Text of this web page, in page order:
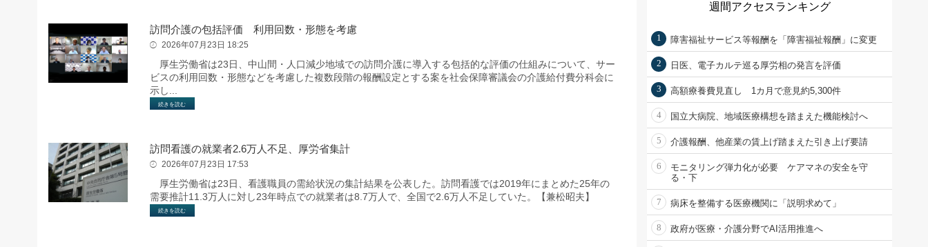
訪問介護の包括評価 利用回数・形態を考慮
2026年07月23日 18:25
厚生労働省は23日、中山間・人口減少地域での訪問介護に導入する包括的な評価の仕組みについて、サー
ビスの利用回数・形態などを考慮した複数段階の報酬設定とする案を社会保障審議会の介護給付費分科会に
示し...
続きを読む
訪問看護の就業者2.6万人不足、厚労省集計
2026年07月23日 17:53
厚生労働省は23日、看護職員の需給状況の集計結果を公表した。訪問看護では2019年にまとめた25年の
需要推計11.3万人に対し23年時点での就業者は8.7万人で、全国で2.6万人不足していた。【兼松昭夫】
続きを読む
週間アクセスランキング
1 障害福祉サービス等報酬を「障害福祉報酬」に変更
2 日医、電子カルテ巡る厚労相の発言を評価
3 高額療養費見直し 1カ月で意見約5,300件
4 国立大病院、地域医療構想を踏まえた機能検討へ
5 介護報酬、他産業の賃上げ踏まえた引き上げ要請
6
モニタリング弾力化が必要 ケアマネの安全を守
る・下
7 病床を整備する医療機関に「説明求めて」
8 政府が医療・介護分野でAI活用推進へ